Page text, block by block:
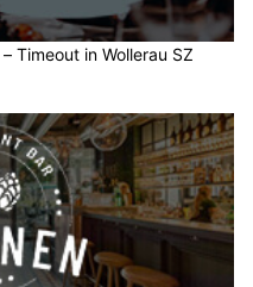
Timeout in Wollerau SZ